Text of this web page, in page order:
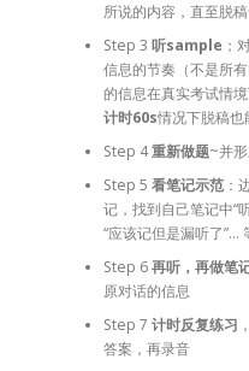
所说的内容，直至脱
Step 3 听sample ；
信息的节奏（不是所
的信息在真实考试情
计时60s情况下脱稿也
Step 4重新做题~并
Step 5 看笔记示范：
记，找到自己笔记中“
“应该记但是漏听了”…
Step 6再听，再做笔
原对话的信息
Step 7 计时反复练习
答案，再录音